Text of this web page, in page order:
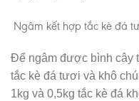
Ngâm kết hợp tắc kè đá
Để ngâm được bình cây
tắc kè đá tươi và khô
1kg và 0,5kg tắc kè đá